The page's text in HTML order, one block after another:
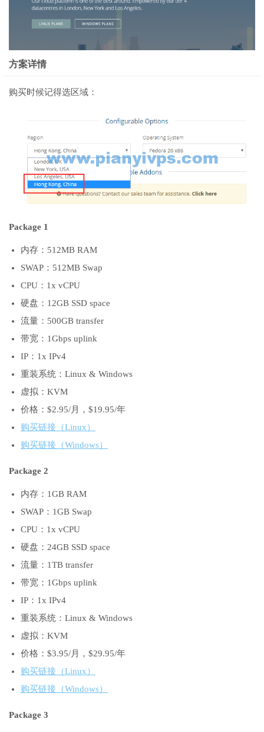
方案详情
购买时候记得选区域：
Package 1
内存：512MB RAM
SWAP：512MB Swap
CPU：1x vCPU
硬盘：12GB SSD space
流量：500GB transfer
带宽：1Gbps uplink
IP：1x IPv4
重装系统：Linux & Windows
虚拟：KVM
价格：$2.95/月，$19.95/年
购买链接（Linux）
购买链接（Windows）
Package 2
内存：1GB RAM
SWAP：1GB Swap
CPU：1x vCPU
硬盘：24GB SSD space
流量：1TB transfer
带宽：1Gbps uplink
IP：1x IPv4
重装系统：Linux & Windows
虚拟：KVM
价格：$3.95/月，$29.95/年
购买链接（Linux）
购买链接（Windows）
Package 3